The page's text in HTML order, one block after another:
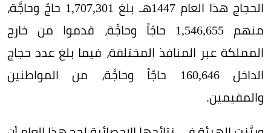
الحجاج هذا العام 1447هـ بلغ 1,707,301 حاجّ وحاجَّة،
منهم 1,546,655 حاجّاً وحاجَّة، قدموا من خارج
المملكة عبر المنافذ المختلفة، فيما بلغ عدد حجاج
الداخل 160,646 حاجّاً وحاجَّة، من المواطنين
والمقيمين.